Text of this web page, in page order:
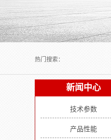
热门搜索：
新闻中心
技术参数
产品性能